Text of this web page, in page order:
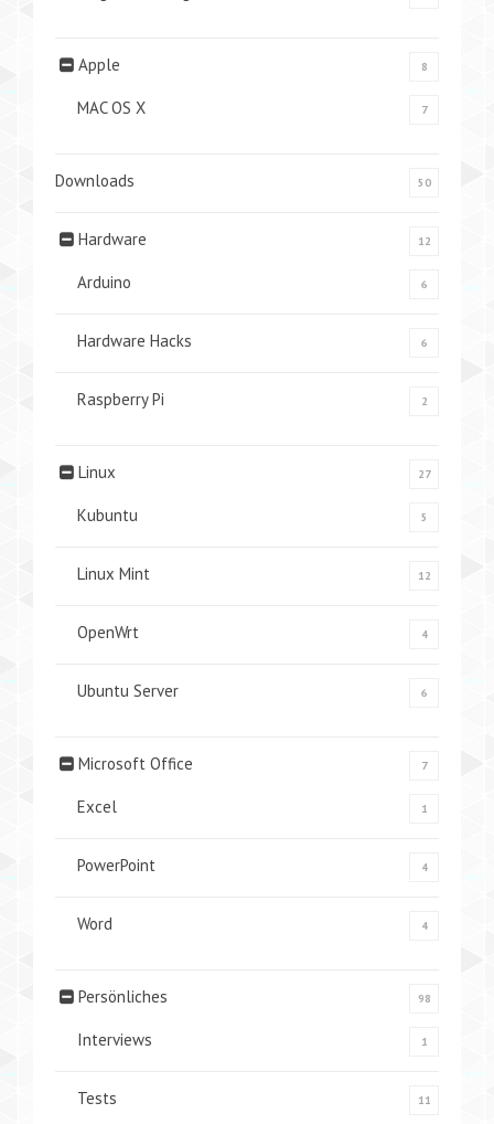
Apple 8
MAC OS X 7
Downloads 50
Hardware 12
Arduino 6
Hardware Hacks 6
Raspberry Pi 2
Linux 27
Kubuntu 5
Linux Mint 12
OpenWrt 4
Ubuntu Server 6
Microsoft Office 7
Excel 1
PowerPoint 4
Word 4
Persönliches 98
Interviews 1
Tests 11